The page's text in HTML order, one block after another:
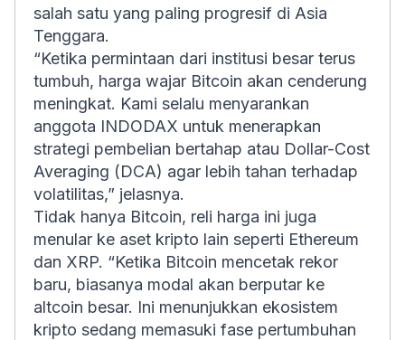
salah satu yang paling progresif di Asia
Tenggara.
“Ketika permintaan dari institusi besar terus
tumbuh, harga wajar Bitcoin akan cenderung
meningkat. Kami selalu menyarankan
anggota INDODAX untuk menerapkan
strategi pembelian bertahap atau Dollar-Cost
Averaging (DCA) agar lebih tahan terhadap
volatilitas,” jelasnya.
Tidak hanya Bitcoin, reli harga ini juga
menular ke aset kripto lain seperti Ethereum
dan XRP. “Ketika Bitcoin mencetak rekor
baru, biasanya modal akan berputar ke
altcoin besar. Ini menunjukkan ekosistem
kripto sedang memasuki fase pertumbuhan